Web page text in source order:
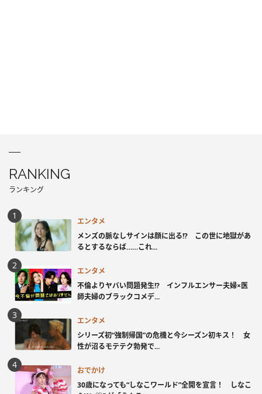
RANKING
ランキング
エンタメ
メンズの脈なしサインは顔に出る!? この世に地獄があ
るとするならば……これ...
エンタメ
不倫よりヤバい問題発生!? インフルエンサー夫婦×医
師夫婦のブラックコメデ...
エンタメ
シリーズ初“強制帰国”の危機と今シーズン初キス！ 女
性が沼るモテテク勃発で...
おでかけ
30歳になっても“しなこワールド”全開を宣言！ しなこ